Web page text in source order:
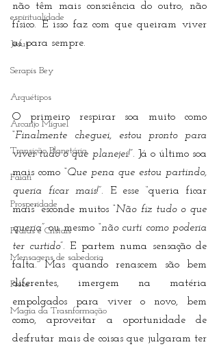
espiritualidade
Jesus
Serapis Bey
Arquétipos
Arcanjo Miguel
Transição Planetária
Faiatí
Prosperidade
Pedras e Cristais
Mensagens de sabedoria
Prece
Magia da Trasnformação
não têm mais consciência do outro, não
físico. E isso faz com que queiram viver
aí para sempre.
“Finalmente cheguei, estou pronto para
viver tudo o que planejei!”. Já o último soa
mais como “Que pena que estou partindo,
queria ficar mais!”. E esse “queria ficar
mais” esconde muitos “Não fiz tudo o que
queria” ou mesmo “não curti como poderia
ter curtido”. E partem numa sensação de
falta. Mas quando renascem são bem
diferentes, imergem na matéria
empolgados para viver o novo, bem
como, aproveitar a oportunidade de
desfrutar mais de coisas que julgaram ter